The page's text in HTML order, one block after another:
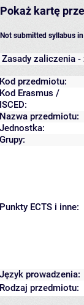
Pokaż kartę
Not submitted syllabus
Zasady zaliczenia -
Kod przedmiotu:
Kod Erasmus /
ISCED:
Nazwa przedmiotu:
Jednostka:
Grupy:
Punkty ECTS i inne:
Język prowadzenia:
Rodzaj przedmiotu: